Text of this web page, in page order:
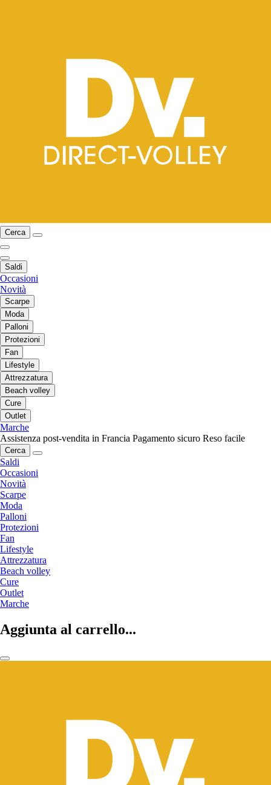
Cerca
Saldi
Occasioni
Novità
Scarpe
Moda
Palloni
Protezioni
Fan
Lifestyle
Attrezzatura
Beach volley
Cure
Outlet
Marche
Assistenza post-vendita in Francia Pagamento sicuro Reso facile
Cerca
Saldi
Occasioni
Novità
Scarpe
Moda
Palloni
Protezioni
Fan
Lifestyle
Attrezzatura
Beach volley
Cure
Outlet
Marche
Aggiunta al carrello...